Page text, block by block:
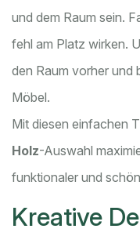
und dem Raum sein.
fehl am Platz wirken.
den Raum vorher und
Möbel.
Mit diesen einfachen
Holz-Auswahl
funktionaler und
Kreative